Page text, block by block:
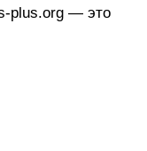
plus.org — это